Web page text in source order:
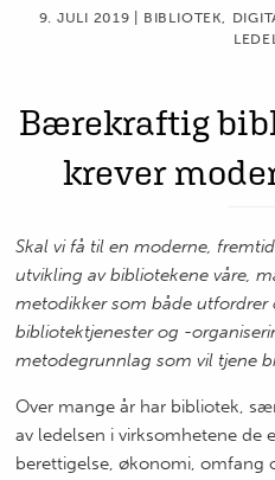
9. JULI 2019 | BIBLIOTEK,
Bærekraftig
krever
Skal vi få til en moderne,
utvikling av bibliotekene våre,
metodikker som både utfordrer
bibliotektjenester og -
metodegrunnlag som vil tjene
Over mange år har bibliotek,
av ledelsen i virksomhetene de
berettigelse, økonomi, omfang